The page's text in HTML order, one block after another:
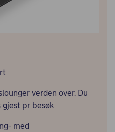
verden over. Du
gjest pr besøk
med